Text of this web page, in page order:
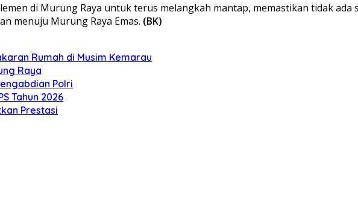
di Murung Raya untuk terus melangkah mantap, memastikan tidak ada
menuju Murung Raya Emas. (BK)
Rumah di Musim Kemarau
Raya
Polri
Tahun 2026
Prestasi